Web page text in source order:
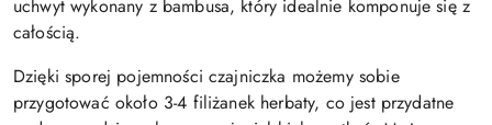
uchwyt wykonany z bambusa, który idealnie komponuje się z
całością.
Dzięki sporej pojemności czajniczka możemy sobie
przygotować około 3-4 filiżanek herbaty, co jest przydatne